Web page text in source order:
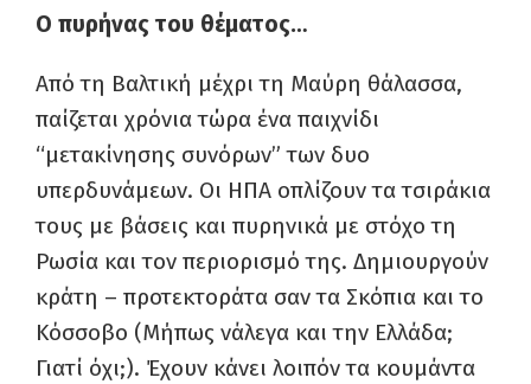
Ο πυρήνας του θέματος…
Από τη Βαλτική μέχρι τη Μαύρη θάλασσα,
παίζεται χρόνια τώρα ένα παιχνίδι
“μετακίνησης συνόρων” των δυο
υπερδυνάμεων. Οι ΗΠΑ οπλίζουν τα τσιράκια
τους με βάσεις και πυρηνικά με στόχο τη
Ρωσία και τον περιορισμό της. Δημιουργούν
κράτη – προτεκτοράτα σαν τα Σκόπια και το
Κόσσοβο (Μήπως νάλεγα και την Ελλάδα;
Γιατί όχι;). Έχουν κάνει λοιπόν τα κουμάντα